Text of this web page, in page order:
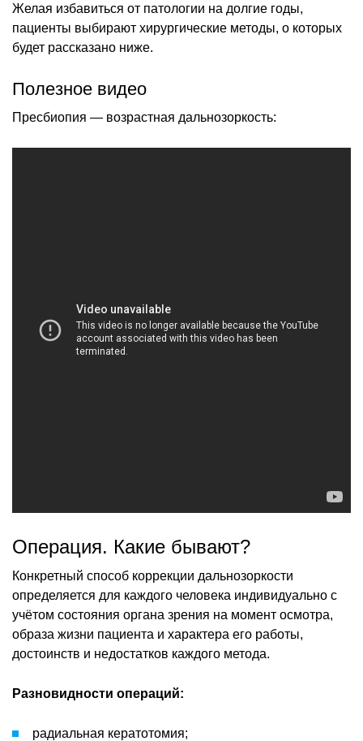
Желая избавиться от патологии на долгие годы,
пациенты выбирают хирургические методы, о которых
будет рассказано ниже.
Полезное видео
Пресбиопия — возрастная дальнозоркость:
Операция. Какие бывают?
Конкретный способ коррекции дальнозоркости
определяется для каждого человека индивидуально с
учётом состояния органа зрения на момент осмотра,
образа жизни пациента и характера его работы,
достоинств и недостатков каждого метода.
Разновидности операций:
радиальная кератотомия;